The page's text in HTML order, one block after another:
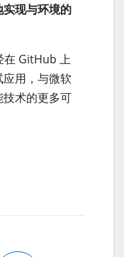
现与环境的
在 GitHub 上
用，与微软
术的更多可